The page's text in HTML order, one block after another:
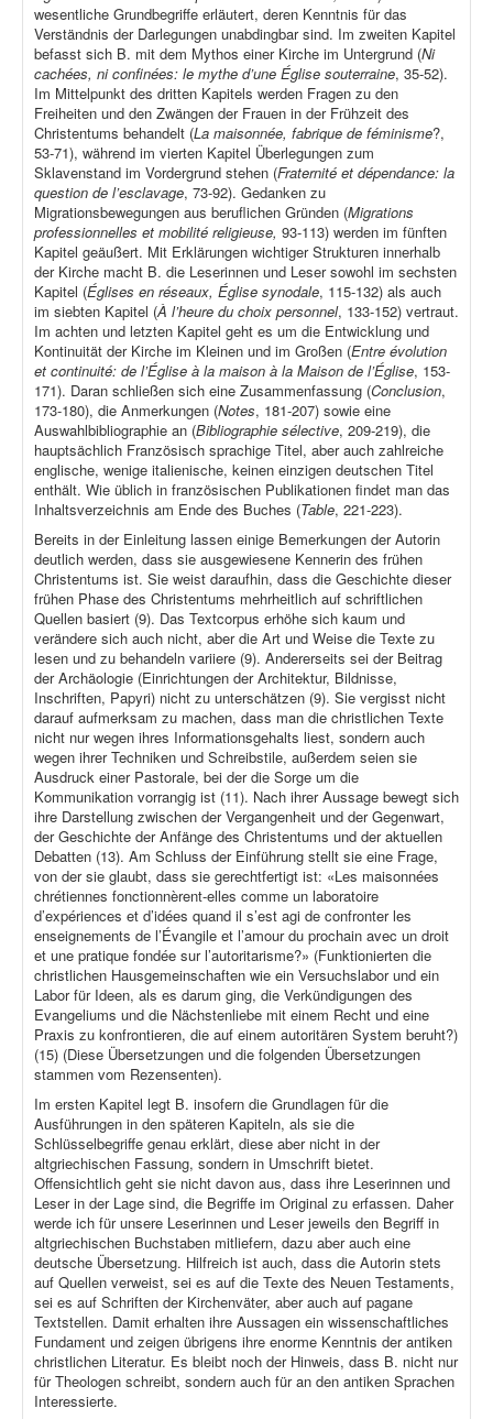
wesentliche Grundbegriffe erläutert, deren Kenntnis für das
Verständnis der Darlegungen unabdingbar sind. Im zweiten Kapitel
befasst sich B. mit dem Mythos einer Kirche im Untergrund (Ni
cachées, ni confinées: le mythe d’une Église souterraine, 35-52).
Im Mittelpunkt des dritten Kapitels werden Fragen zu den
Freiheiten und den Zwängen der Frauen in der Frühzeit des
Christentums behandelt (La maisonnée, fabrique de féminisme?,
53-71), während im vierten Kapitel Überlegungen zum
Sklavenstand im Vordergrund stehen (Fraternité et dépendance: la
question de l’esclavage, 73-92). Gedanken zu
Migrationsbewegungen aus beruflichen Gründen (Migrations
professionnelles et mobilité religieuse, 93-113) werden im fünften
Kapitel geäußert. Mit Erklärungen wichtiger Strukturen innerhalb
der Kirche macht B. die Leserinnen und Leser sowohl im sechsten
Kapitel (Églises en réseaux, Église synodale, 115-132) als auch
im siebten Kapitel (À l’heure du choix personnel, 133-152) vertraut.
Im achten und letzten Kapitel geht es um die Entwicklung und
Kontinuität der Kirche im Kleinen und im Großen (Entre évolution
et continuité: de l’Église à la maison à la Maison de l’Église, 153-
171). Daran schließen sich eine Zusammenfassung (Conclusion,
173-180), die Anmerkungen (Notes, 181-207) sowie eine
Auswahlbibliographie an (Bibliographie sélective, 209-219), die
hauptsächlich Französisch sprachige Titel, aber auch zahlreiche
englische, wenige italienische, keinen einzigen deutschen Titel
enthält. Wie üblich in französischen Publikationen findet man das
Inhaltsverzeichnis am Ende des Buches (Table, 221-223).
Bereits in der Einleitung lassen einige Bemerkungen der Autorin
deutlich werden, dass sie ausgewiesene Kennerin des frühen
Christentums ist. Sie weist daraufhin, dass die Geschichte dieser
frühen Phase des Christentums mehrheitlich auf schriftlichen
Quellen basiert (9). Das Textcorpus erhöhe sich kaum und
verändere sich auch nicht, aber die Art und Weise die Texte zu
lesen und zu behandeln variiere (9). Andererseits sei der Beitrag
der Archäologie (Einrichtungen der Architektur, Bildnisse,
Inschriften, Papyri) nicht zu unterschätzen (9). Sie vergisst nicht
darauf aufmerksam zu machen, dass man die christlichen Texte
nicht nur wegen ihres Informationsgehalts liest, sondern auch
wegen ihrer Techniken und Schreibstile, außerdem seien sie
Ausdruck einer Pastorale, bei der die Sorge um die
Kommunikation vorrangig ist (11). Nach ihrer Aussage bewegt sich
ihre Darstellung zwischen der Vergangenheit und der Gegenwart,
der Geschichte der Anfänge des Christentums und der aktuellen
Debatten (13). Am Schluss der Einführung stellt sie eine Frage,
von der sie glaubt, dass sie gerechtfertigt ist: «Les maisonnées
chrétiennes fonctionnèrent-elles comme un laboratoire
d’expériences et d’idées quand il s’est agi de confronter les
enseignements de l’Évangile et l’amour du prochain avec un droit
et une pratique fondée sur l’autoritarisme?» (Funktionierten die
christlichen Hausgemeinschaften wie ein Versuchslabor und ein
Labor für Ideen, als es darum ging, die Verkündigungen des
Evangeliums und die Nächstenliebe mit einem Recht und eine
Praxis zu konfrontieren, die auf einem autoritären System beruht?)
(15) (Diese Übersetzungen und die folgenden Übersetzungen
stammen vom Rezensenten).
Im ersten Kapitel legt B. insofern die Grundlagen für die
Ausführungen in den späteren Kapiteln, als sie die
Schlüsselbegriffe genau erklärt, diese aber nicht in der
altgriechischen Fassung, sondern in Umschrift bietet.
Offensichtlich geht sie nicht davon aus, dass ihre Leserinnen und
Leser in der Lage sind, die Begriffe im Original zu erfassen. Daher
werde ich für unsere Leserinnen und Leser jeweils den Begriff in
altgriechischen Buchstaben mitliefern, dazu aber auch eine
deutsche Übersetzung. Hilfreich ist auch, dass die Autorin stets
auf Quellen verweist, sei es auf die Texte des Neuen Testaments,
sei es auf Schriften der Kirchenväter, aber auch auf pagane
Textstellen. Damit erhalten ihre Aussagen ein wissenschaftliches
Fundament und zeigen übrigens ihre enorme Kenntnis der antiken
christlichen Literatur. Es bleibt noch der Hinweis, dass B. nicht nur
für Theologen schreibt, sondern auch für an den antiken Sprachen
Interessierte.